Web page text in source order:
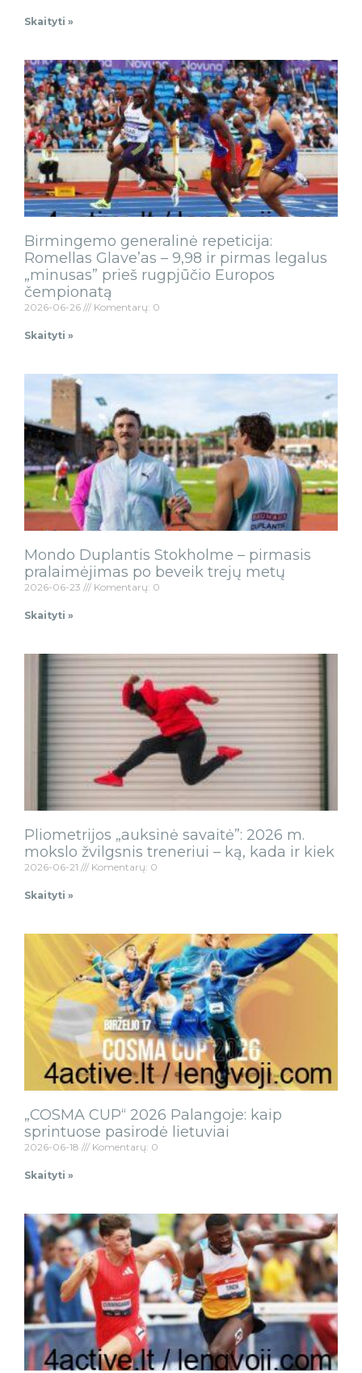
Skaityti »
Birmingemo generalinė repeticija:
Romellas Glave’as – 9,98 ir pirmas legalus
„minusas” prieš rugpjūčio Europos
čempionatą
2026-06-26 Komentarų: 0
Skaityti »
Mondo Duplantis Stokholme – pirmasis
pralaimėjimas po beveik trejų metų
2026-06-23 Komentarų: 0
Skaityti »
Pliometrijos „auksinė savaitė”: 2026 m.
mokslo žvilgsnis treneriui – ką, kada ir kiek
2026-06-21 Komentarų: 0
Skaityti »
„COSMA CUP“ 2026 Palangoje: kaip
sprintuose pasirodė lietuviai
2026-06-18 Komentarų: 0
Skaityti »